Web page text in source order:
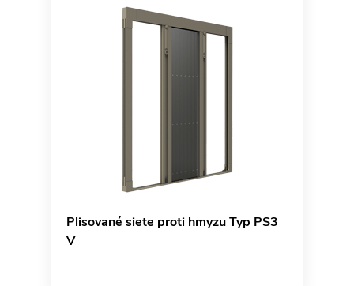
Plisované siete proti hmyzu Typ PS3
V